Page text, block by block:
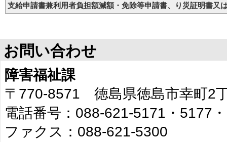
支給申請書兼利用者負担額減額・免除等申請書、り災証明書又
お問い合わせ
障害福祉課
〒770-8571 徳島県徳島市幸町2
電話番号：088-621-5171・5177
ファクス：088-621-5300